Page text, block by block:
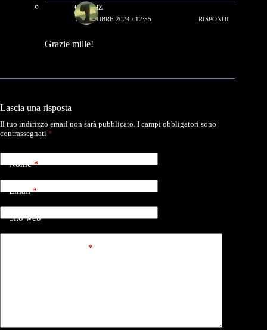
capataz
17 OTTOBRE 2024 / 12:55 RISPONDI
Grazie mille!
Lascia una risposta
Il tuo indirizzo email non sarà pubblicato. I campi obbligatori sono
contrassegnati *
Nome*
Email*
Sito web
*